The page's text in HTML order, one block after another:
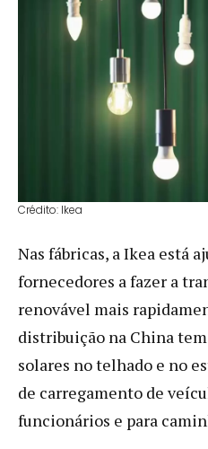
Crédito: Ikea
Nas fábricas, a Ikea está
fornecedores a fazer a
renovável mais
distribuição na China
solares no telhado e no
de carregamento de
funcionários e para